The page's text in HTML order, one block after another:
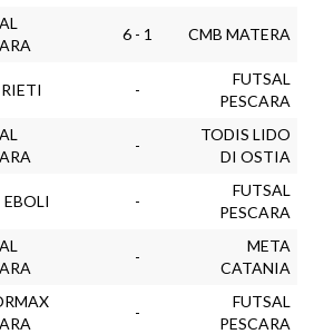
6 - 1 CMB MATERA
-
FUTSAL
PESCARA
-
TODIS LIDO
DI OSTIA
EBOLI -
FUTSAL
PESCARA
-
META
CATANIA
-
FUTSAL
PESCARA